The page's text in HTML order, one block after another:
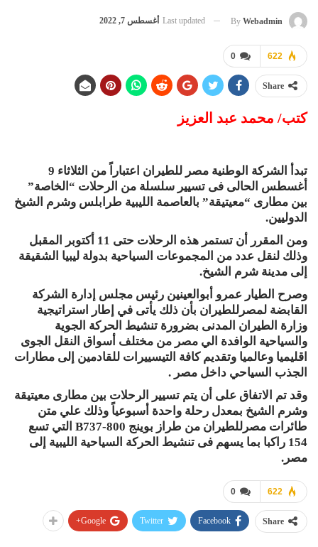
By Webadmin
Last updated أغسطس 7, 2022
0 622
Share
كتب/ محمد عبد العزيز
تبدأ الشركة الوطنية مصر للطيران اعتباراً من الثلاثاء 9
أغسطس الحالى فى تسيير سلسلة من الرحلات “الخاصة”
بين مطارى “معيتيقة” بالعاصمة الليبية طرابلس وشرم الشيخ
الدوليين.
ومن المقرر أن تستمر هذه الرحلات حتى 11 أكتوبر المقبل
وذلك لنقل عدد من المجموعات السياحية بدولة ليبيا الشقيقة
إلى مدينة شرم الشيخ.
وصرح الطيار عمرو أبوالعينين رئيس مجلس إدارة الشركة
القابضة لمصرللطيران بأن ذلك يأتى في إطار استراتيجية
وزارة الطيران المدنى بضرورة تنشيط الحركة الجوية
والسياحية الوافدة الي مصر من مختلف أسواق النقل الجوى
اقليميا وعالميا وتقديم كافة التيسييرات للقادمين إلى مطارات
الجذب السياحي داخل مصر .
وقد تم الاتفاق على أن يتم تسيير الرحلات بين مطارى معيتيقة
وشرم الشيخ بمعدل رحلة واحدة أسبوعياً وذلك علي متن
طائرات مصرللطيران من طراز بوينج B737-800 التي تسع
154 راكبا بما يسهم فى تنشيط الحركة السياحية الليبية إلى
مصر.
0 622
Share
Facebook
Twitter
Google+